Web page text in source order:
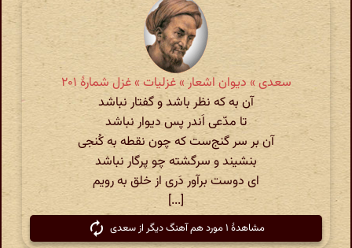
سعدی » دیوان اشعار » غزلیات » غزل شمارهٔ ۲۰۱
آن به که نظر باشد و گفتار نباشد
تا مدّعی اَندر پس دیوار نباشد
آن بر سر گنج‌ست که چون نقطه به کُنجی
بنشیند و سرگشته چو پرگار نباشد
ای دوست برآور دَری از خلق به رویم
[...]
مشاهدهٔ ۱ مورد هم آهنگ دیگر از سعدی